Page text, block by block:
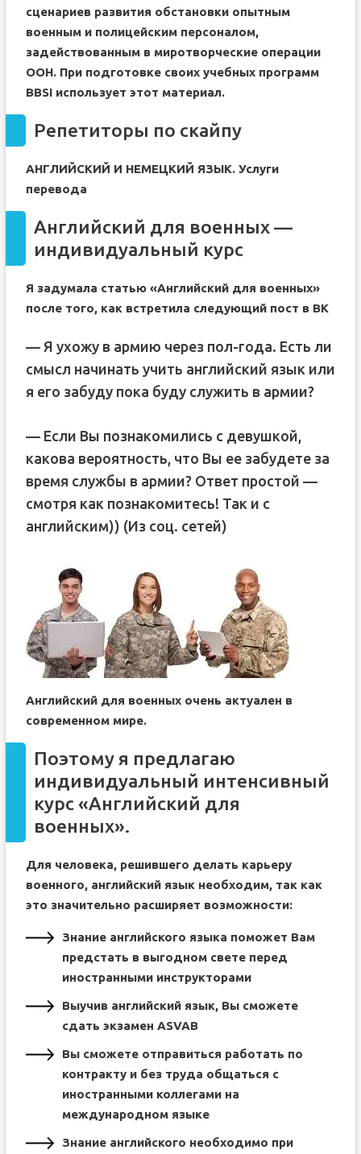
сценариев развития обстановки опытным
военным и полицейским персоналом,
задействованным в миротворческие операции
ООН. При подготовке своих учебных программ
BBSI использует этот материал.
Репетиторы по скайпу
АНГЛИЙСКИЙ И НЕМЕЦКИЙ ЯЗЫК. Услуги
перевода
Английский для военных —
индивидуальный курс
Я задумала статью «Английский для военных»
после того, как встретила следующий пост в ВК
— Я ухожу в армию через пол-года. Есть ли
смысл начинать учить английский язык или
я его забуду пока буду служить в армии?
— Если Вы познакомились с девушкой,
какова вероятность, что Вы ее забудете за
время службы в армии? Ответ простой —
смотря как познакомитесь! Так и с
английским)) (Из соц. сетей)
Английский для военных очень актуален в
современном мире.
Поэтому я предлагаю
индивидуальный интенсивный
курс «Английский для
военных».
Для человека, решившего делать карьеру
военного, английский язык необходим, так как
это значительно расширяет возможности:
Знание английского языка поможет Вам
предстать в выгодном свете перед
иностранными инструкторами
Выучив английский язык, Вы сможете
сдать экзамен ASVAB
Вы сможете отправиться работать по
контракту и без труда общаться с
иностранными коллегами на
международном языке
Знание английского необходимо при